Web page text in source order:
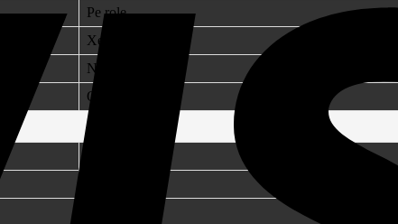
Pe role
Xerox
Negru, Portocală
Olanda